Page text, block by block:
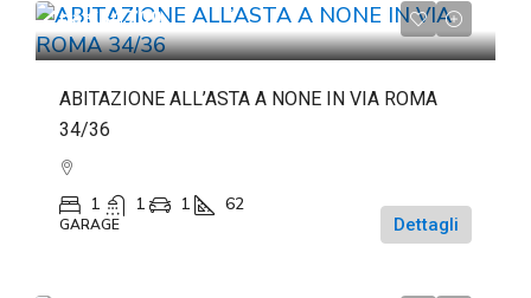
da€84.700
ABITAZIONE ALL’ASTA A NONE IN VIA ROMA
34/36
1 1 1 62
GARAGE Dettagli